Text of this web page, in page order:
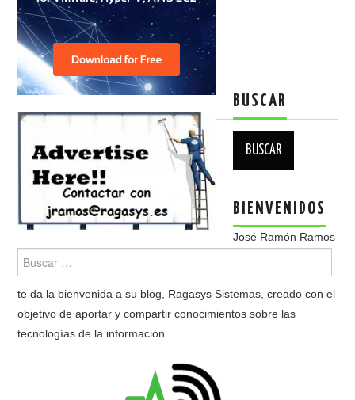
BUSCAR
BIENVENIDOS
José Ramón Ramos
te da la bienvenida a su blog, Ragasys Sistemas, creado con el
objetivo de aportar y compartir conocimientos sobre las
tecnologías de la información.